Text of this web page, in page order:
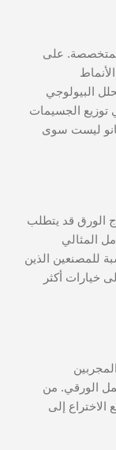
على
البيولوجي
توزيع الجسيمات
ليست سوى
الورق قد يتطلب
المثالي
للمصنعين الذين
خيارات أكثر
الورقي. من
الاختراع إلى